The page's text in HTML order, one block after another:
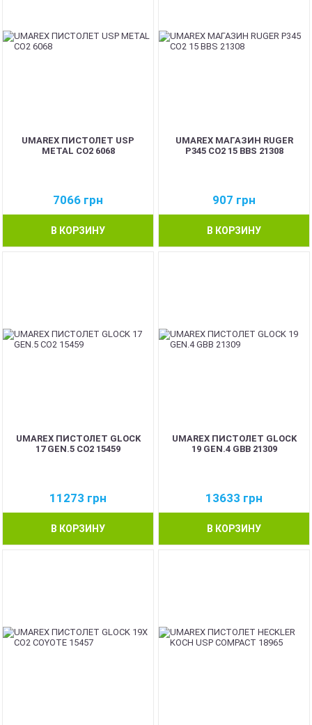
UMAREX ПИСТОЛЕТ USP
METAL CO2 6068
7066 грн
В КОРЗИНУ
UMAREX МАГАЗИН RUGER
P345 CO2 15 BBS 21308
907 грн
В КОРЗИНУ
UMAREX ПИСТОЛЕТ GLOCK
17 GEN.5 CO2 15459
11273 грн
В КОРЗИНУ
UMAREX ПИСТОЛЕТ GLOCK
19 GEN.4 GBB 21309
13633 грн
В КОРЗИНУ